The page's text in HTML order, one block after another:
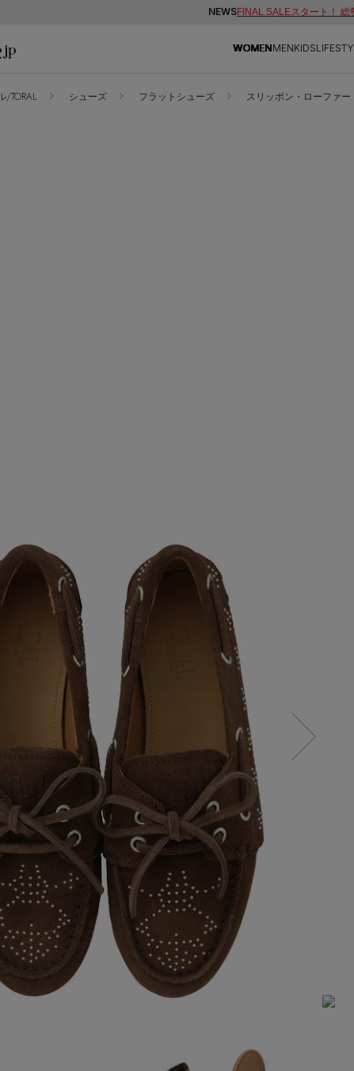
NEWSFINAL SALEスタート！
WOMENMENKIDS
】シルバーでクールに
・パジャマ
ズ
グ
・ウェストポーチ
フラー・ケープ
フ
ー
ンケース・タブレットケース
トラップ
ンカチ・時計など)
セサリー
リング
レスレット
ブローチ
ジェリー
ツ
ウェア
メ
エ
/TORAL シューズ フラットシューズ スリッポン・ローファー